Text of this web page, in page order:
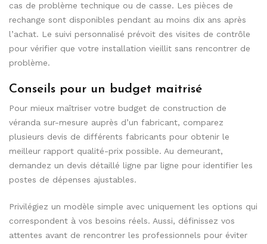
cas de problème technique ou de casse. Les pièces de
rechange sont disponibles pendant au moins dix ans après
l’achat. Le suivi personnalisé prévoit des visites de contrôle
pour vérifier que votre installation vieillit sans rencontrer de
problème.
Conseils pour un budget maitrisé
Pour mieux maîtriser votre budget de construction de
véranda sur-mesure auprès d’un fabricant, comparez
plusieurs devis de différents fabricants pour obtenir le
meilleur rapport qualité-prix possible. Au demeurant,
demandez un devis détaillé ligne par ligne pour identifier les
postes de dépenses ajustables.
Privilégiez un modèle simple avec uniquement les options qui
correspondent à vos besoins réels. Aussi, définissez vos
attentes avant de rencontrer les professionnels pour éviter